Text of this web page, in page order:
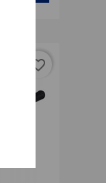
favorite_border